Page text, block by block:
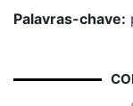
Palavras-chave: